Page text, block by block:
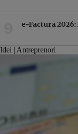
e-Factura
Idei | Antreprenori